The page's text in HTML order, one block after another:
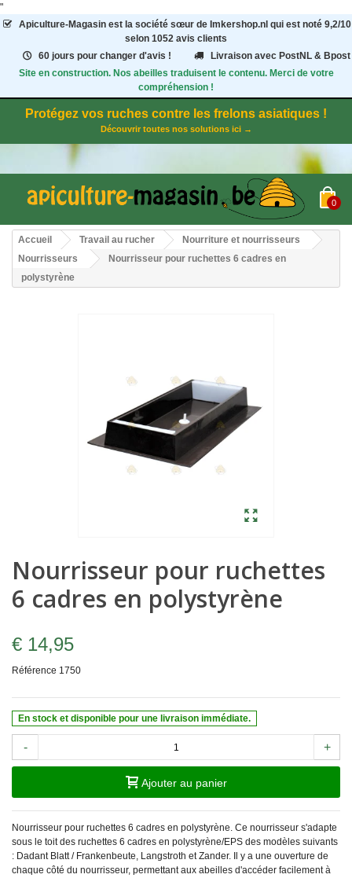
"
Apiculture-Magasinest la société sœur de Imkershop.nl qui est noté 9,2/10
selon 1052 avis clients
60 jours pour changer d'avis !
Livraison avec PostNL & Bpost
Site en construction. Nos abeilles traduisent le contenu. Merci de votre
compréhension !
Protégez vos ruches contre les frelons asiatiques !
Découvrir toutes nos solutions ici →
0
Accueil Travail au rucher
Nourriture et nourrisseurs
Nourrisseurs
Nourrisseur pour ruchettes 6 cadres en
polystyrène
Nourrisseur pour ruchettes
6 cadres en polystyrène
€ 14,95
Référence 1750
En stock et disponible pour une livraison immédiate.
- +
Ajouter au panier
Nourrisseur pour ruchettes 6 cadres en polystyrène. Ce nourrisseur s'adapte
sous le toit des ruchettes 6 cadres en polystyrène/EPS des modèles suivants
: Dadant Blatt / Frankenbeute, Langstroth et Zander. Il y a une ouverture de
chaque côté du nourrisseur, permettant aux abeilles d'accéder facilement à